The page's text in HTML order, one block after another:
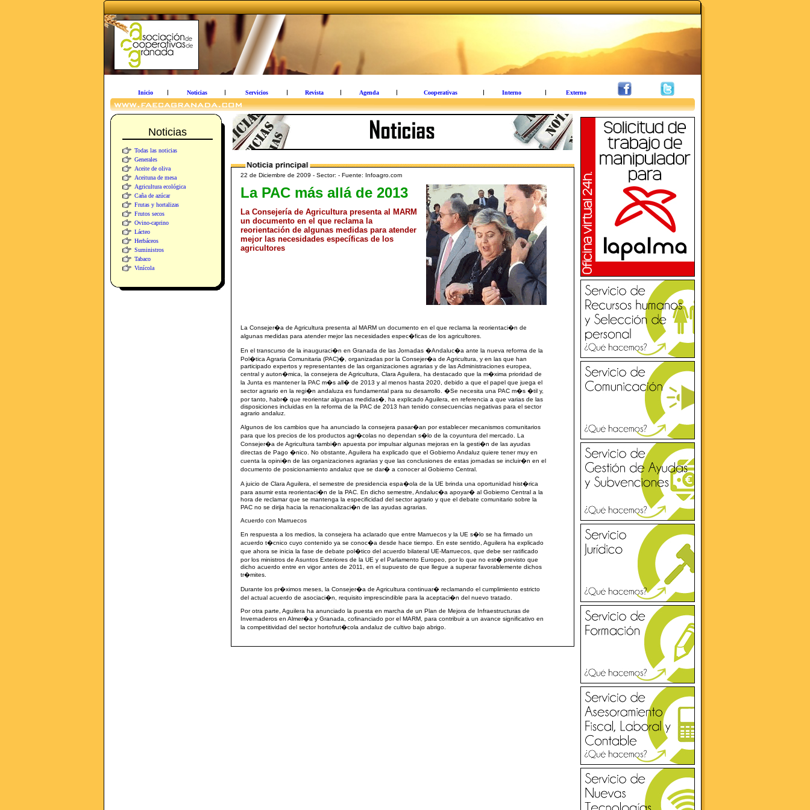
Inicio Noticias Servicios Revista Agenda Cooperativas Interno Externo
Noticias
Todas las noticias
Generales
Aceite de oliva
Aceituna de mesa
Agricultura ecológica
Caña de azúcar
Frutas y hortalizas
Frutos secos
Ovino-caprino
Lácteo
Herbáceos
Suministros
Tabaco
Vinícola
22 de Diciembre de 2009 - Sector: - Fuente: Infoagro.com
La PAC más allá de 2013
La Consejería de Agricultura presenta al MARM
un documento en el que reclama la
reorientación de algunas medidas para atender
mejor las necesidades específicas de los
agricultores
La Consejer�a de Agricultura presenta al MARM un documento en el que reclama la reorientaci�n de
algunas medidas para atender mejor las necesidades espec�ficas de los agricultores.
En el transcurso de la inauguraci�n en Granada de las Jornadas �Andaluc�a ante la nueva reforma de la
Pol�tica Agraria Comunitaria (PAC)�, organizadas por la Consejer�a de Agricultura, y en las que han
participado expertos y representantes de las organizaciones agrarias y de las Administraciones europea,
central y auton�mica, la consejera de Agricultura, Clara Aguilera, ha destacado que la m�xima prioridad de
la Junta es mantener la PAC m�s all� de 2013 y al menos hasta 2020, debido a que el papel que juega el
sector agrario en la regi�n andaluza es fundamental para su desarrollo. �Se necesita una PAC m�s �til y,
por tanto, habr� que reorientar algunas medidas�, ha explicado Aguilera, en referencia a que varias de las
disposiciones incluidas en la reforma de la PAC de 2013 han tenido consecuencias negativas para el sector
agrario andaluz.
Algunos de los cambios que ha anunciado la consejera pasar�an por establecer mecanismos comunitarios
para que los precios de los productos agr�colas no dependan s�lo de la coyuntura del mercado. La
Consejer�a de Agricultura tambi�n apuesta por impulsar algunas mejoras en la gesti�n de las ayudas
directas de Pago �nico. No obstante, Aguilera ha explicado que el Gobierno Andaluz quiere tener muy en
cuenta la opini�n de las organizaciones agrarias y que las conclusiones de estas jornadas se incluir�n en el
documento de posicionamiento andaluz que se dar� a conocer al Gobierno Central.
A juicio de Clara Aguilera, el semestre de presidencia espa�ola de la UE brinda una oportunidad hist�rica
para asumir esta reorientaci�n de la PAC. En dicho semestre, Andaluc�a apoyar� al Gobierno Central a la
hora de reclamar que se mantenga la especificidad del sector agrario y que el debate comunitario sobre la
PAC no se dirija hacia la renacionalizaci�n de las ayudas agrarias.
Acuerdo con Marruecos
En respuesta a los medios, la consejera ha aclarado que entre Marruecos y la UE s�lo se ha firmado un
acuerdo t�cnico cuyo contenido ya se conoc�a desde hace tiempo. En este sentido, Aguilera ha explicado
que ahora se inicia la fase de debate pol�tico del acuerdo bilateral UE-Marruecos, que debe ser ratificado
por los ministros de Asuntos Exteriores de la UE y el Parlamento Europeo, por lo que no est� previsto que
dicho acuerdo entre en vigor antes de 2011, en el supuesto de que llegue a superar favorablemente dichos
tr�mites.
Durante los pr�ximos meses, la Consejer�a de Agricultura continuar� reclamando el cumplimiento estricto
del actual acuerdo de asociaci�n, requisito imprescindible para la aceptaci�n del nuevo tratado.
Por otra parte, Aguilera ha anunciado la puesta en marcha de un Plan de Mejora de Infraestructuras de
Invernaderos en Almer�a y Granada, cofinanciado por el MARM, para contribuir a un avance significativo en
la competitividad del sector hortofrut�cola andaluz de cultivo bajo abrigo.